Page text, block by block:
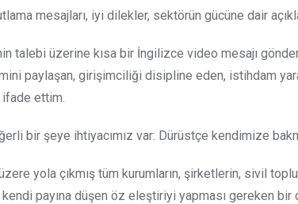
mesajları, iyi dilekler, sektörün gücüne dair
talebi üzerine kısa bir İngilizce video mesajı
paylaşan, girişimciliği disipline eden, istihdam
ettim.
bir şeye ihtiyacımız var: Dürüstçe kendimize
yola çıkmış tüm kurumların, şirketlerin, sivil
payına düşen öz eleştiriyi yapması gereken bir